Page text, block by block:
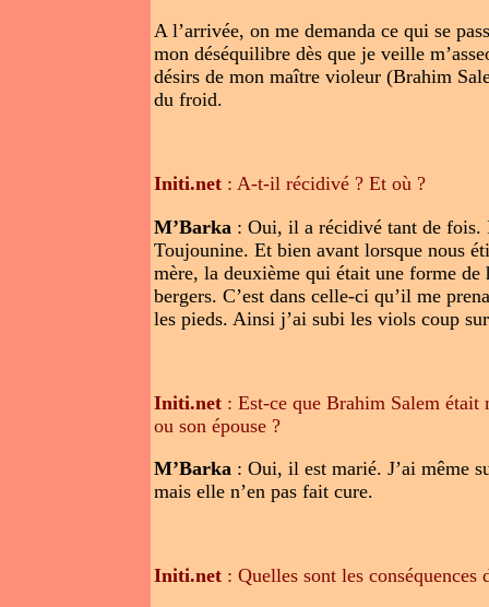
A l’arrivée, on me demanda ce qui se
mon déséquilibre dès que je veille
désirs de mon maître violeur (Brahim
du froid.
Initi.net : A-t-il récidivé ? Et où ?
M’Barka : Oui, il a récidivé tant de fois.
Toujounine. Et bien avant lorsque nous
mère, la deuxième qui était une forme
bergers. C’est dans celle-ci qu’il me
les pieds. Ainsi j’ai subi les viols coup
Initi.net : Est-ce que Brahim Salem était
ou son épouse ?
M’Barka : Oui, il est marié. J’ai même
mais elle n’en pas fait cure.
Initi.net : Quelles sont les conséquences